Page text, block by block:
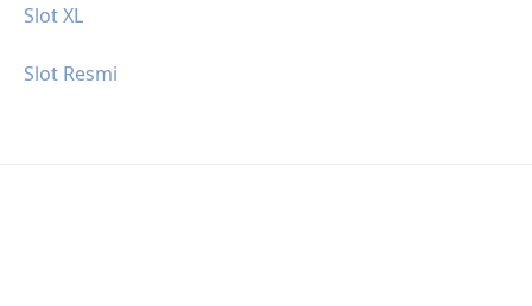
Slot XL
Slot Resmi